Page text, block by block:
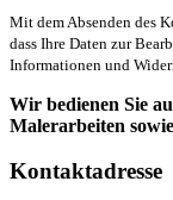
Mit dem Absenden des
dass Ihre Daten zur
Informationen und
Wir bedienen Sie
Malerarbeiten
Kontaktadresse